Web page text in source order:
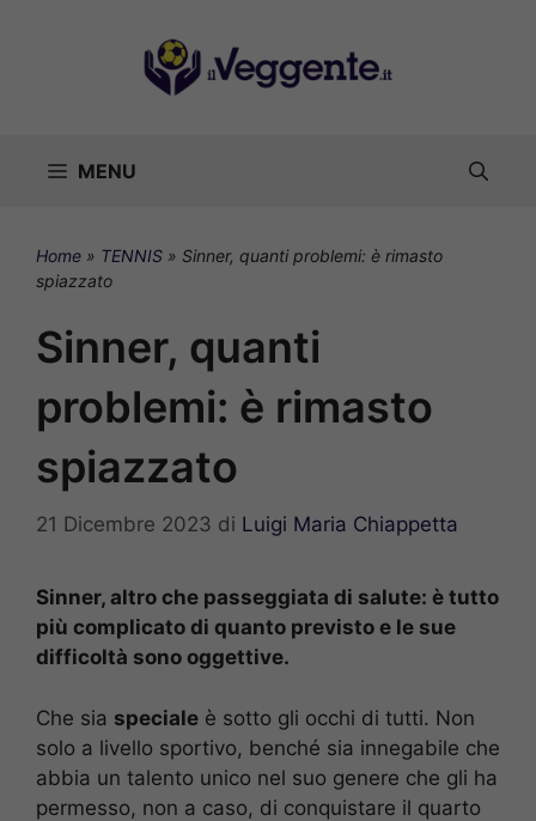
MENU
Home » TENNIS » Sinner, quanti problemi: è rimasto
spiazzato
Sinner, quanti
problemi: è rimasto
spiazzato
21 Dicembre 2023 di Luigi Maria Chiappetta
Sinner, altro che passeggiata di salute: è tutto
più complicato di quanto previsto e le sue
difficoltà sono oggettive.
Che sia speciale è sotto gli occhi di tutti. Non
solo a livello sportivo, benché sia innegabile che
abbia un talento unico nel suo genere che gli ha
permesso, non a caso, di conquistare il quarto